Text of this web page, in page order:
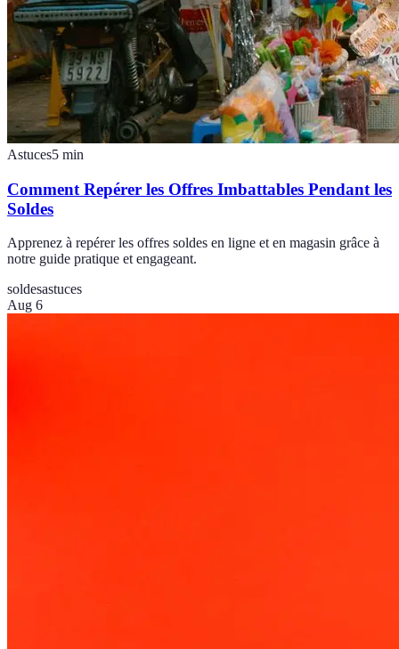
Astuces5 min
Comment Repérer les Offres Imbattables Pendant les
Soldes
Apprenez à repérer les offres soldes en ligne et en magasin grâce à
notre guide pratique et engageant.
soldesastuces
Aug 6